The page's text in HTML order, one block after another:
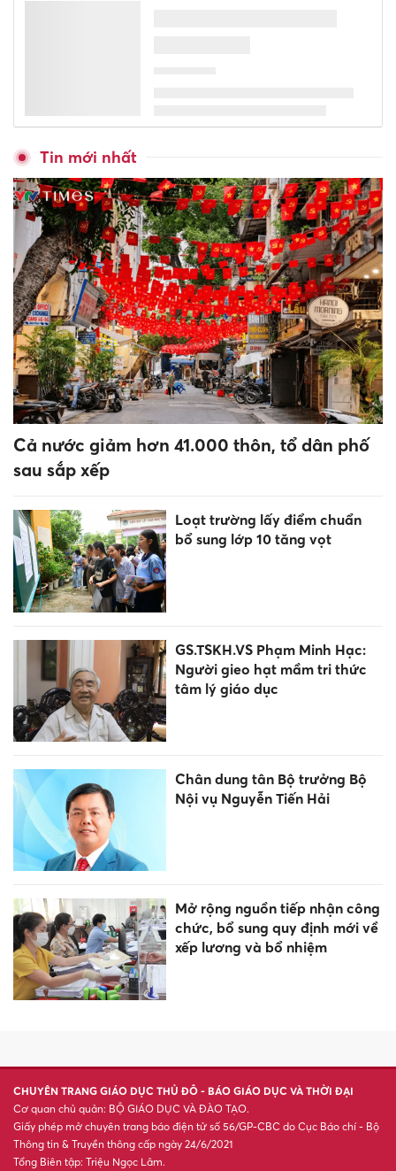
Việt Nam tham dự Trại hè
Khoa học châu Á 2026 tại
Hong Kong (Trung Quốc)
Hiến kế nâng chất Kỳ thi tốt
nghiệp THPT đáp ứng yêu cầu
mới
bạn đẹp, phòng chống bạo
lực học đường
thành lập Trường liên cấp
Huỳnh Thúc Kháng
Người gieo hạt mầm tri thức
tâm lý giáo dục
nhiều cán bộ quản lý giáo dục
Đắk Lắk xử lý thí sinh vi phạm